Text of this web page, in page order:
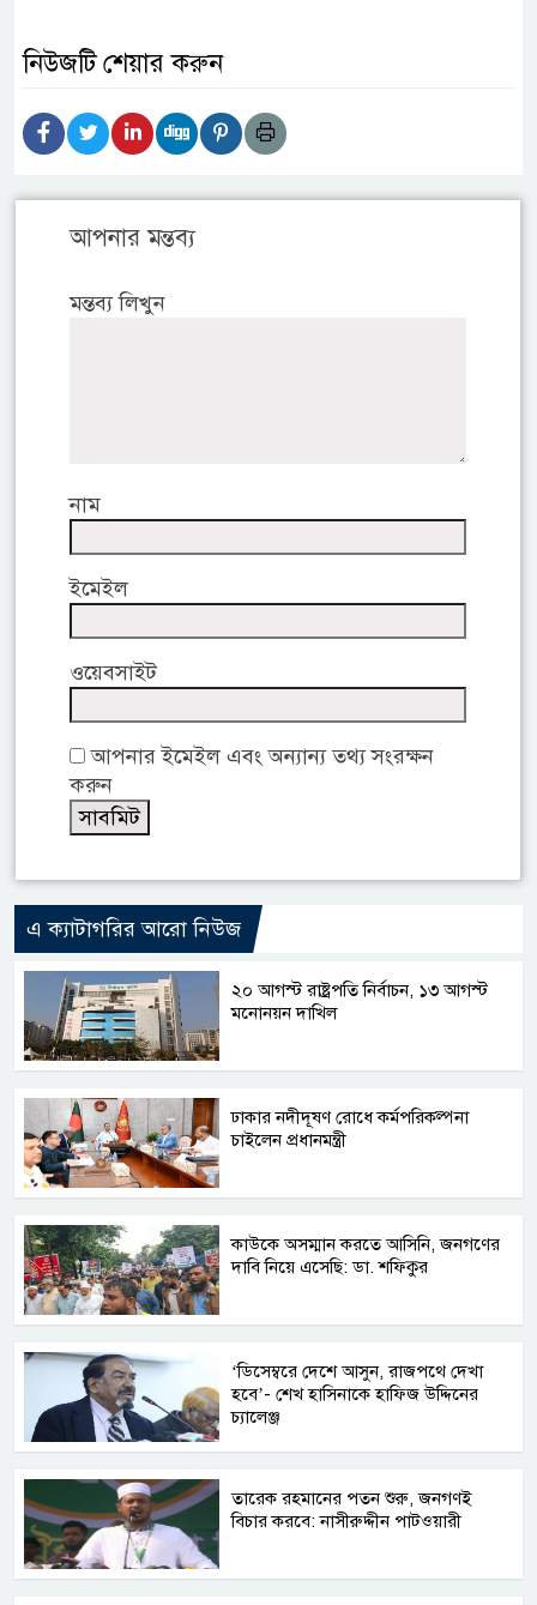
নিউজটি শেয়ার করুন
আপনার মন্তব্য
মন্তব্য লিখুন
নাম
ইমেইল
ওয়েবসাইট
আপনার ইমেইল এবং অন্যান্য তথ্য সংরক্ষন
করুন
এ ক্যাটাগরির আরো নিউজ
২০ আগস্ট রাষ্ট্রপতি নির্বাচন, ১৩ আগস্ট
মনোনয়ন দাখিল
ঢাকার নদীদূষণ রোধে কর্মপরিকল্পনা
চাইলেন প্রধানমন্ত্রী
কাউকে অসম্মান করতে আসিনি, জনগণের
দাবি নিয়ে এসেছি: ডা. শফিকুর
‘ডিসেম্বরে দেশে আসুন, রাজপথে দেখা
হবে’- শেখ হাসিনাকে হাফিজ উদ্দিনের
চ্যালেঞ্জ
তারেক রহমানের পতন শুরু, জনগণই
বিচার করবে: নাসীরুদ্দীন পাটওয়ারী